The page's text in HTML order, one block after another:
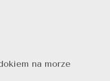
na morze